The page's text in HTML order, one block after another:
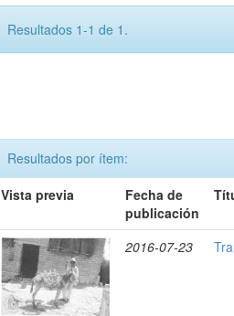
Resultados 1-1 de 1.
Resultados por ítem:
Vista previa
Fecha de
publicación
2016-07-23